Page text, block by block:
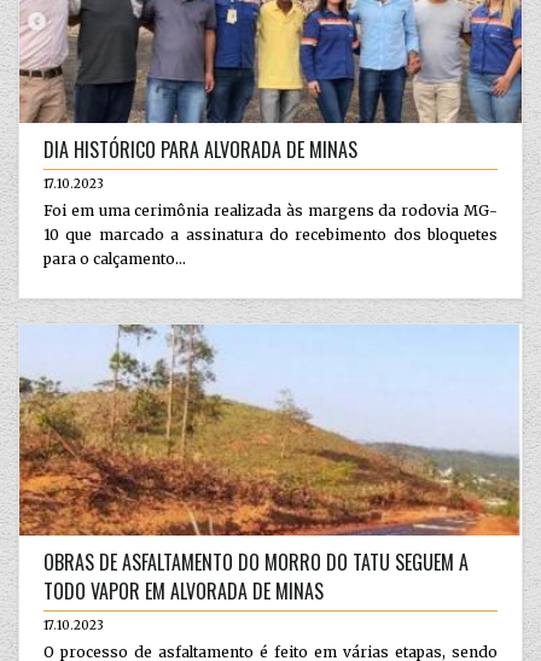
DIA HISTÓRICO PARA ALVORADA DE MINAS
17.10.2023
Foi em uma cerimônia realizada às margens da rodovia MG-
10 que marcado a assinatura do recebimento dos bloquetes
para o calçamento...
OBRAS DE ASFALTAMENTO DO MORRO DO TATU SEGUEM A
TODO VAPOR EM ALVORADA DE MINAS
17.10.2023
O processo de asfaltamento é feito em várias etapas, sendo